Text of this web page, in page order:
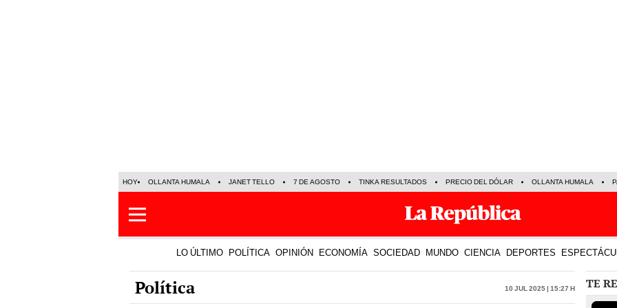
HOY OLLANTA HUMALA JANET TELLO 7 DE AGOSTO TINKA RESULTADOS PRECIO DEL DÓLAR OLLANTA HUMALA
LO ÚLTIMO POLÍTICA OPINIÓN ECONOMÍA SOCIEDAD MUNDO CIENCIA DEPORTES
Política 10 Jul 2025 | 15:27 h TE